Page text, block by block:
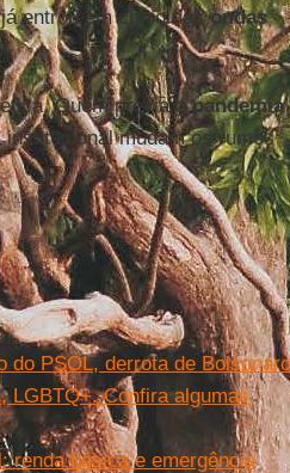
entrou em cheio nasondas
Quem previa apandemia
mudam os rumos
do PSOL, derrota de
LGBTQ+. Confira algumas
renda básica e emergência